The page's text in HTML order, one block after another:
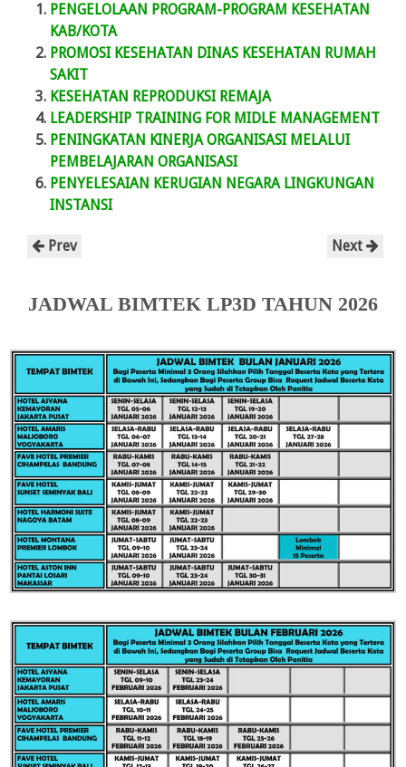
PENGELOLAAN PROGRAM-PROGRAM KESEHATAN
KAB/KOTA
PROMOSI KESEHATAN DINAS KESEHATAN RUMAH
SAKIT
KESEHATAN REPRODUKSI REMAJA
LEADERSHIP TRAINING FOR MIDLE MANAGEMENT
PENINGKATAN KINERJA ORGANISASI MELALUI
PEMBELAJARAN ORGANISASI
PENYELESAIAN KERUGIAN NEGARA LINGKUNGAN
INSTANSI
Next
Prev
JADWAL BIMTEK LP3D TAHUN 2026